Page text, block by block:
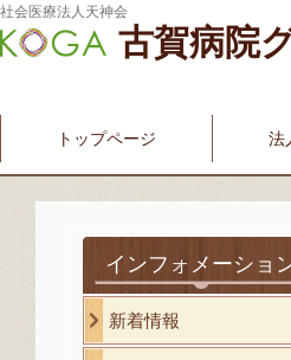
社会医療法人天神会
古賀病院
トップページ 法
新古賀みなみ病院 新古賀
インフォメーショ
新着情報